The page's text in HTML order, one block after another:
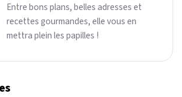
Entre bons plans, belles adresses et
recettes gourmandes, elle vous en
mettra plein les papilles !